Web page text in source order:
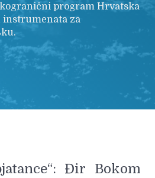
program Hrvatska
instrumenata za
Đir Bokom